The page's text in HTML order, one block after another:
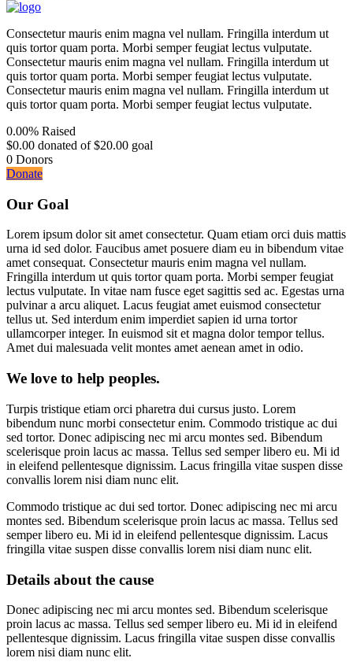
Consectetur mauris enim magna vel nullam. Fringilla interdum ut
quis tortor quam porta. Morbi semper feugiat lectus vulputate.
Consectetur mauris enim magna vel nullam. Fringilla interdum ut
quis tortor quam porta. Morbi semper feugiat lectus vulputate.
Consectetur mauris enim magna vel nullam. Fringilla interdum ut
quis tortor quam porta. Morbi semper feugiat lectus vulputate.
0.00% Raised
$0.00 donated of$20.00 goal
0 Donors
Donate
Our Goal
Lorem ipsum dolor sit amet consectetur. Quam etiam orci duis mattis
urna id sed dolor. Faucibus amet posuere diam eu in bibendum vitae
amet consequat. Consectetur mauris enim magna vel nullam.
Fringilla interdum ut quis tortor quam porta. Morbi semper feugiat
lectus vulputate. In vitae nam fusce eget sagittis sed ac. Egestas urna
pulvinar a arcu aliquet. Lacus feugiat amet euismod consectetur
tellus ut. Sed interdum enim imperdiet sapien id urna tortor
ullamcorper integer. In euismod sit et magna dolor tempor tellus.
Amet dui malesuada velit montes amet aenean amet in odio.
We love to help peoples.
Turpis tristique etiam orci pharetra dui cursus justo. Lorem
bibendum nunc morbi consectetur enim. Commodo tristique ac dui
sed tortor. Donec adipiscing nec mi arcu montes sed. Bibendum
scelerisque proin lacus ac massa. Tellus sed semper libero eu. Mi id
in eleifend pellentesque dignissim. Lacus fringilla vitae suspen disse
convallis lorem nisi diam nunc elit.
Commodo tristique ac dui sed tortor. Donec adipiscing nec mi arcu
montes sed. Bibendum scelerisque proin lacus ac massa. Tellus sed
semper libero eu. Mi id in eleifend pellentesque dignissim. Lacus
fringilla vitae suspen disse convallis lorem nisi diam nunc elit.
Details about the cause
Donec adipiscing nec mi arcu montes sed. Bibendum scelerisque
proin lacus ac massa. Tellus sed semper libero eu. Mi id in eleifend
pellentesque dignissim. Lacus fringilla vitae suspen disse convallis
lorem nisi diam nunc elit.